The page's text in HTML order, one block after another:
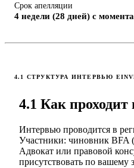
Срок апелляции
4 недели (28 дней) с
4.1 СТРУКТУРА ИНТЕРВЬЮ
4.1 Как
Интервью проводится в
Участники: чиновник BFA (
Адвокат или правовой
присутствовать по вашему